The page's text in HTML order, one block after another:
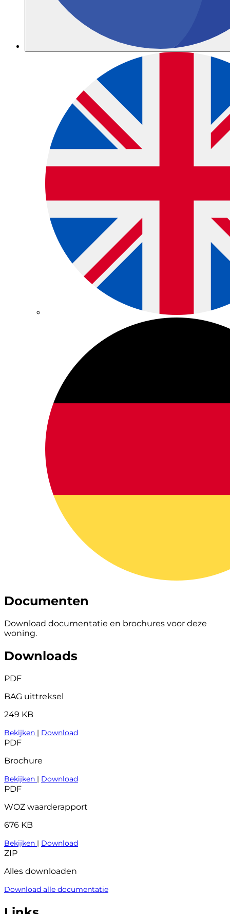
Documenten
Download documentatie en brochures voor deze
woning.
Downloads
PDF
BAG uittreksel
249 KB
Bekijken | Download
PDF
Brochure
Bekijken | Download
PDF
WOZ waarderapport
676 KB
Bekijken | Download
ZIP
Alles downloaden
Download alle documentatie